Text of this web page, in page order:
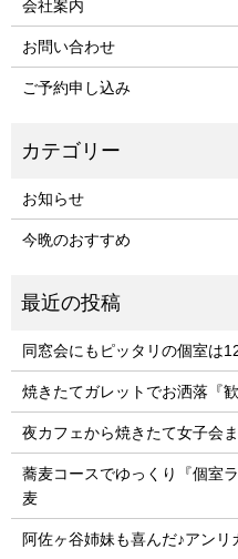
会社案内
お問い合わせ
ご予約申し込み
お知らせ
今晩のおすすめ
同窓会にもピッタリの個室は
焼きたてガレットでお洒落『歓
夜カフェから焼きたて女子会
蕎麦コースでゆっくり『個室
麦
阿佐ヶ谷姉妹も喜んだ♪アン